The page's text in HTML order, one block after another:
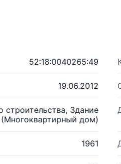
52:18:0040265:49
19.06.2012
строительства, Здание
(Многоквартирный дом)
1961